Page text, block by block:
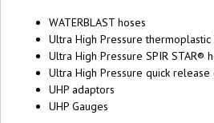
WATERBLAST hoses
Ultra High Pressure
Ultra High Pressure SPIR STAR®
Ultra High Pressure quick release
UHP adaptors
UHP Gauges